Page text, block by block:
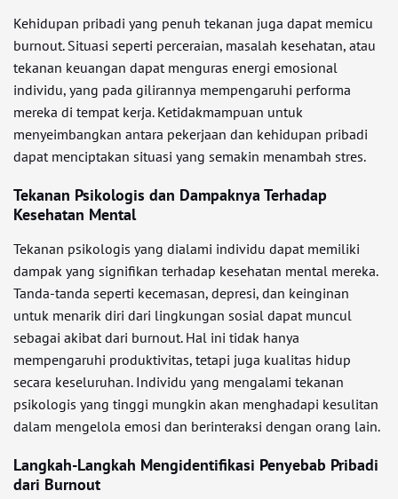
Kehidupan pribadi yang penuh tekanan juga dapat memicu
burnout. Situasi seperti perceraian, masalah kesehatan, atau
tekanan keuangan dapat menguras energi emosional
individu, yang pada gilirannya mempengaruhi performa
mereka di tempat kerja. Ketidakmampuan untuk
menyeimbangkan antara pekerjaan dan kehidupan pribadi
dapat menciptakan situasi yang semakin menambah stres.
Tekanan Psikologis dan Dampaknya Terhadap
Kesehatan Mental
Tekanan psikologis yang dialami individu dapat memiliki
dampak yang signifikan terhadap kesehatan mental mereka.
Tanda-tanda seperti kecemasan, depresi, dan keinginan
untuk menarik diri dari lingkungan sosial dapat muncul
sebagai akibat dari burnout. Hal ini tidak hanya
mempengaruhi produktivitas, tetapi juga kualitas hidup
secara keseluruhan. Individu yang mengalami tekanan
psikologis yang tinggi mungkin akan menghadapi kesulitan
dalam mengelola emosi dan berinteraksi dengan orang lain.
Langkah-Langkah Mengidentifikasi Penyebab Pribadi
dari Burnout